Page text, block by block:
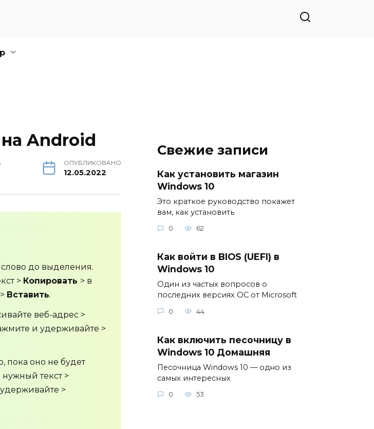
Android
ОПУБЛИКОВАНО
12.05.2022
до выделения.
> Копировать > в
Вставить.
веб-адрес >
и удерживайте >
пока оно не будет
текст >
>
Свежие записи
Как установить магазин
Windows 10
Это краткое руководство покажет
вам, как установить
0 62
Как войти в BIOS (UEFI) в
Windows 10
Один из частых вопросов о
последних версиях ОС от Microsoft
0 44
Как включить песочницу в
Windows 10 Домашняя
Песочница Windows 10 — одно из
самых интересных
0 53